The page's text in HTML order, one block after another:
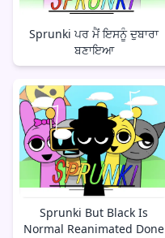
Sprunki ਪਰ ਮੈਂ ਇਸਨੂੰ ਦੁਬਾਰਾ
ਬਣਾਇਆ
Sprunki But Black Is
Normal Reanimated Done